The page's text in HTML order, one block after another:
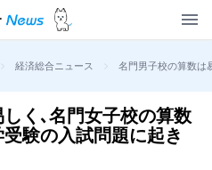
> 経済総合ニュース > 名門男子校の算数は
く､名門女子校の算数
験の入試問題に起き